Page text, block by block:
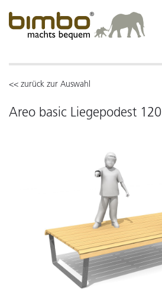
<< zurück zur Auswahl
Areo basic Liegepodest 120